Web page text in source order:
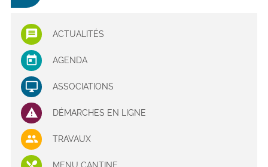
ACTUALITÉS
AGENDA
ASSOCIATIONS
DÉMARCHES EN LIGNE
TRAVAUX